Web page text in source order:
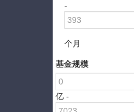
-
个月
基金规模
亿 -